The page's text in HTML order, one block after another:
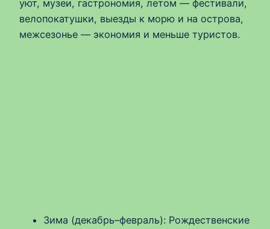
уют, музеи, гастрономия, летом — фестивали,
велопокатушки, выезды к морю и на острова,
межсезонье — экономия и меньше туристов.
Зима (декабрь–февраль): Рождественские